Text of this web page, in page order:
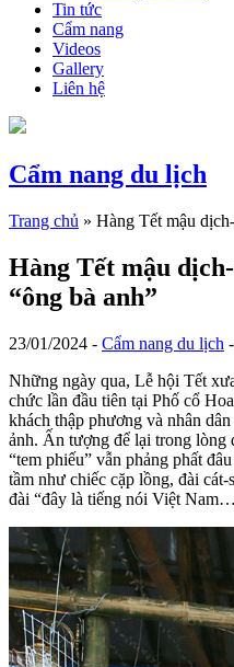
Tin tức
Cẩm nang
Videos
Gallery
Liên hệ
Cẩm nang du lịch
Trang chủ » Hàng Tết mậu
Hàng Tết mậu
“ông bà anh”
23/01/2024 - Cẩm nang du lịch -
Những ngày qua, Lễ hội Tết
chức lần đầu tiên tại Phố cổ
khách thập phương và nhân
ảnh. Ấn tượng để lại trong lòng
“tem phiếu” vẫn phảng phất
tầm như chiếc cặp lồng, đài
đài “đây là tiếng nói Việt